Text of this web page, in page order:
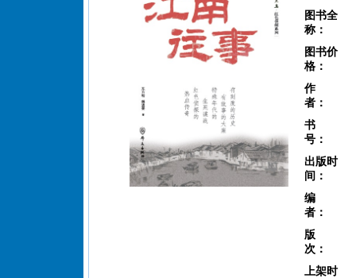
图书全
称：
图书价
格：
作
者：
书
号：
出版时
间：
编
者：
版
次：
上架时